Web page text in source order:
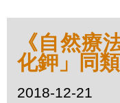
《自然療
化鉀」同
2018-12-21